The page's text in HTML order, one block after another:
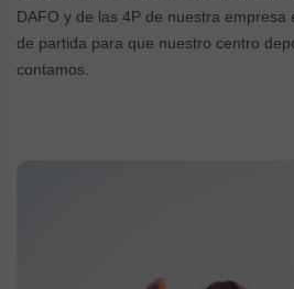
DAFO y de las 4P de nuestra empresa
de partida para que nuestro centro
contamos.